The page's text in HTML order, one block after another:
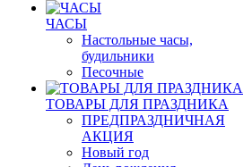
ЧАСЫ
Настольные часы,
будильники
Песочные
ТОВАРЫ ДЛЯ ПРАЗДНИКА
ПРЕДПРАЗДНИЧНАЯ
АКЦИЯ
Новый год